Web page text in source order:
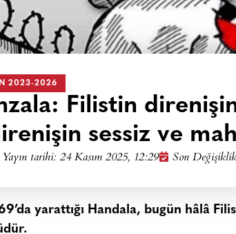
2023-2026
Filistin
sessiz ve
Yayın tarihi: 24 Kasım 2025, 12:29 Son
yarattığı Handala, bugün hâlâ